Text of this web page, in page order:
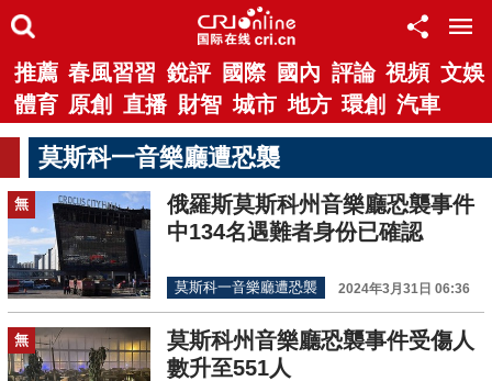
推薦 春風習習 銳評 國際 國內 評論 視頻 文娛
體育 原創 直播 財智 城市 地方 環創 汽車
莫斯科一音樂廳遭恐襲
無
俄羅斯莫斯科州音樂廳恐襲事件
中134名遇難者身份已確認
莫斯科一音樂廳遭恐襲 2024年3月31日 06:36
無
莫斯科州音樂廳恐襲事件受傷人
數升至551人